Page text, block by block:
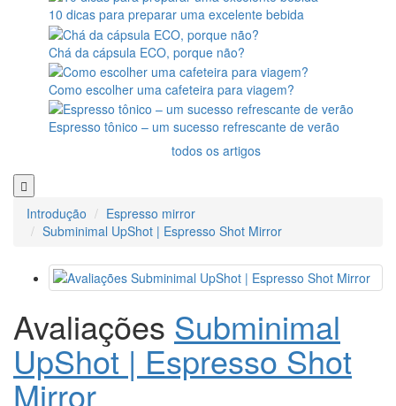
10 dicas para preparar uma excelente bebida
Chá da cápsula ECO, porque não?
Como escolher uma cafeteira para viagem?
Espresso tônico – um sucesso refrescante de verão
todos os artigos
Introdução
Espresso mirror
Subminimal UpShot | Espresso Shot Mirror
Avaliações Subminimal
UpShot | Espresso Shot
Mirror